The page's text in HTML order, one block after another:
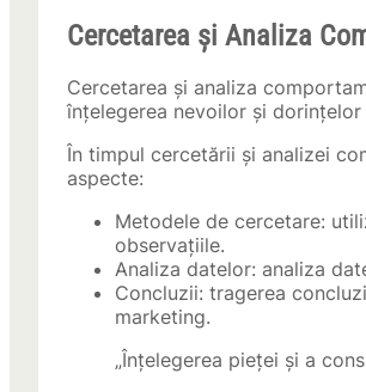
Cercetarea și Analiza
Cercetarea și analiza
înțelegerea nevoilor și
În timpul cercetării și analizei
aspecte:
Metodele de cercetare:
observațiile.
Analiza datelor: analiza
Concluzii: tragerea
marketing.
„Înțelegerea pieței și a